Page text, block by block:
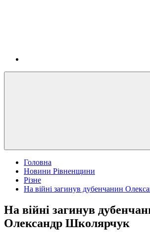
Головна
Новини Рівненщини
Різне
На війні загинув дубенчанин
На війні загинув
Олександр Школярчук